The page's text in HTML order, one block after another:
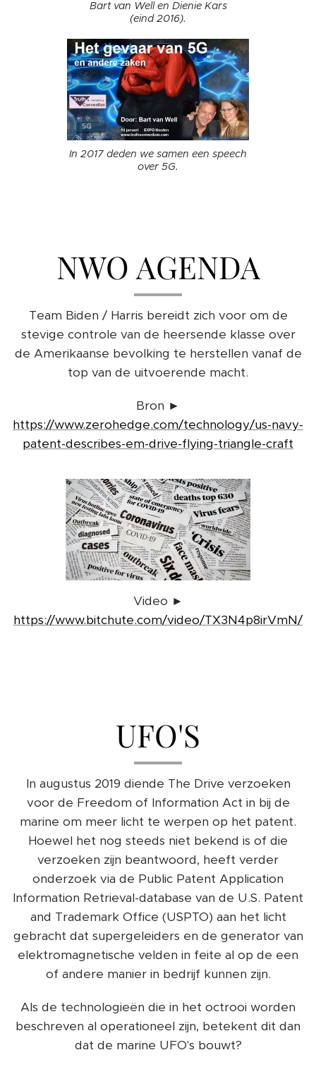
Bart van Well en Dienie Kars
(eind 2016).
In 2017 deden we samen een speech
over 5G.
NWO AGENDA
Team Biden / Harris bereidt zich voor om de
stevige controle van de heersende klasse over
de Amerikaanse bevolking te herstellen vanaf de
top van de uitvoerende macht.
Bron ►
https://www.zerohedge.com/technology/us-navy-
patent-describes-em-drive-flying-triangle-craft
Video ►
https://www.bitchute.com/video/TX3N4p8irVmN/
UFO'S
In augustus 2019 diende The Drive verzoeken
voor de Freedom of Information Act in bij de
marine om meer licht te werpen op het patent.
Hoewel het nog steeds niet bekend is of die
verzoeken zijn beantwoord, heeft verder
onderzoek via de Public Patent Application
Information Retrieval-database van de U.S. Patent
and Trademark Office (USPTO) aan het licht
gebracht dat supergeleiders en de generator van
elektromagnetische velden in feite al op de een
of andere manier in bedrijf kunnen zijn.
Als de technologieën die in het octrooi worden
beschreven al operationeel zijn, betekent dit dan
dat de marine UFO's bouwt?